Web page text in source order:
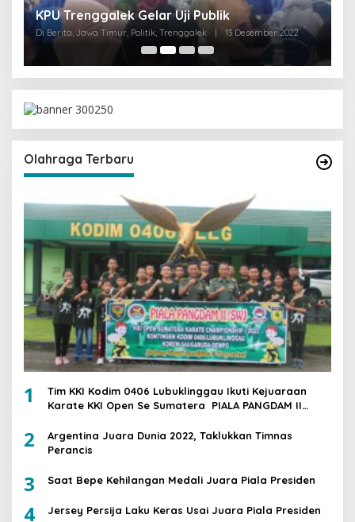
KPU Trenggalek Gelar Uji Publik
Di Berita, Jawa Timur, Politik, Trenggalek | 13 Desember 2022
Olahraga Terbaru
1
Tim KKI Kodim 0406 Lubuklinggau Ikuti Kejuaraan
Karate KKI Open Se Sumatera PIALA PANGDAM II
2
Argentina Juara Dunia 2022, Taklukkan Timnas
Perancis
3 Saat Bepe Kehilangan Medali Juara Piala Presiden
4 Jersey Persija Laku Keras Usai Juara Piala Presiden